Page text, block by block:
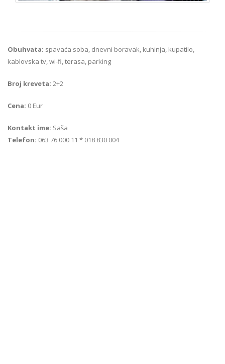
Obuhvata: spavaća soba, dnevni boravak, kuhinja, kupatilo,
kablovska tv, wi-fi, terasa, parking
Broj kreveta: 2+2
Cena: 0 Eur
Kontakt ime: Saša
Telefon: 063 76 000 11 * 018 830 004